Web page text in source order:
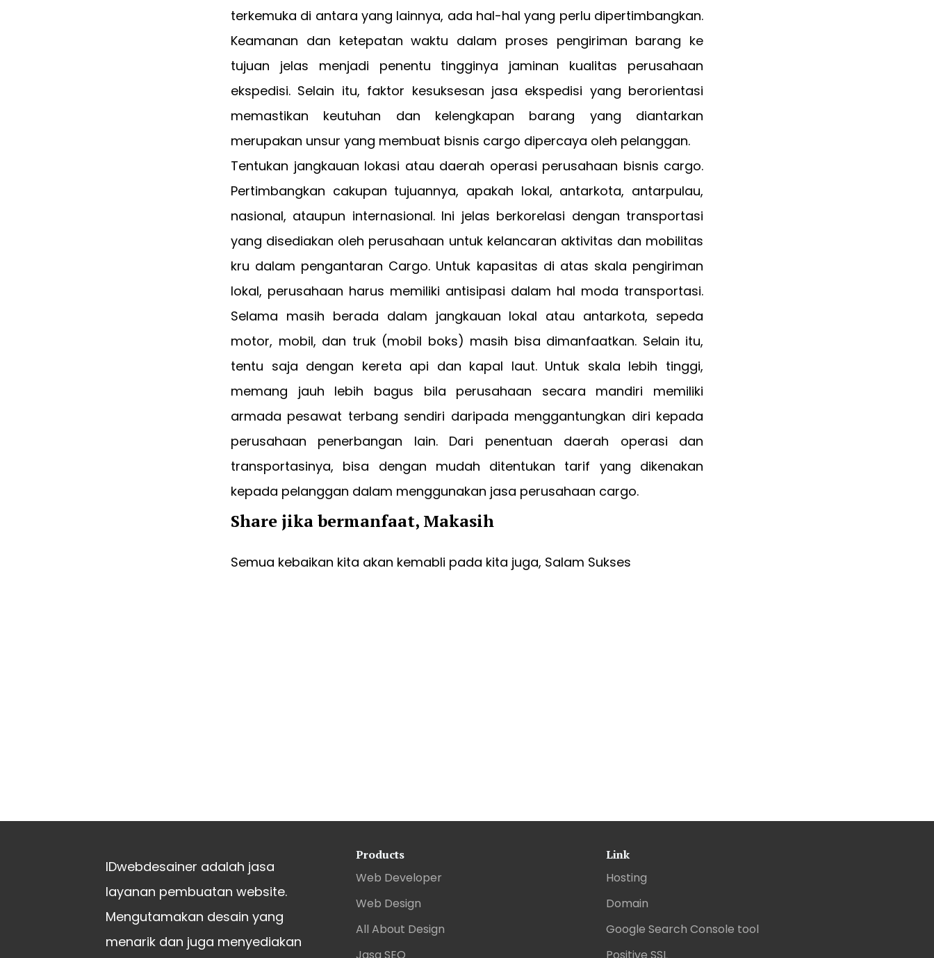
terkemuka di antara yang lainnya, ada hal-hal yang perlu dipertimbangkan.
Keamanan dan ketepatan waktu dalam proses pengiriman barang ke
tujuan jelas menjadi penentu tingginya jaminan kualitas perusahaan
ekspedisi. Selain itu, faktor kesuksesan jasa ekspedisi yang berorientasi
memastikan keutuhan dan kelengkapan barang yang diantarkan
merupakan unsur yang membuat bisnis cargo dipercaya oleh pelanggan.
Tentukan jangkauan lokasi atau daerah operasi perusahaan bisnis cargo.
Pertimbangkan cakupan tujuannya, apakah lokal, antarkota, antarpulau,
nasional, ataupun internasional. Ini jelas berkorelasi dengan transportasi
yang disediakan oleh perusahaan untuk kelancaran aktivitas dan mobilitas
kru dalam pengantaran Cargo. Untuk kapasitas di atas skala pengiriman
lokal, perusahaan harus memiliki antisipasi dalam hal moda transportasi.
Selama masih berada dalam jangkauan lokal atau antarkota, sepeda
motor, mobil, dan truk (mobil boks) masih bisa dimanfaatkan. Selain itu,
tentu saja dengan kereta api dan kapal laut. Untuk skala lebih tinggi,
memang jauh lebih bagus bila perusahaan secara mandiri memiliki
armada pesawat terbang sendiri daripada menggantungkan diri kepada
perusahaan penerbangan lain. Dari penentuan daerah operasi dan
transportasinya, bisa dengan mudah ditentukan tarif yang dikenakan
kepada pelanggan dalam menggunakan jasa perusahaan cargo.
Share jika bermanfaat, Makasih
Semua kebaikan kita akan kemabli pada kita juga, Salam Sukses
IDwebdesainer adalah jasa
layanan pembuatan website.
Mengutamakan desain yang
menarik dan juga menyediakan
Products
Web Developer
Web Design
All About Design
Link
Hosting
Domain
Google Search Console tool